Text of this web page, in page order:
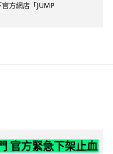
方網店「JUMP
官方緊急下架止血